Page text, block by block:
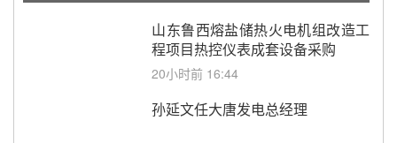
山东鲁西熔盐储热火电机组改造工
程项目热控仪表成套设备采购
20小时前 16:44
孙延文任大唐发电总经理